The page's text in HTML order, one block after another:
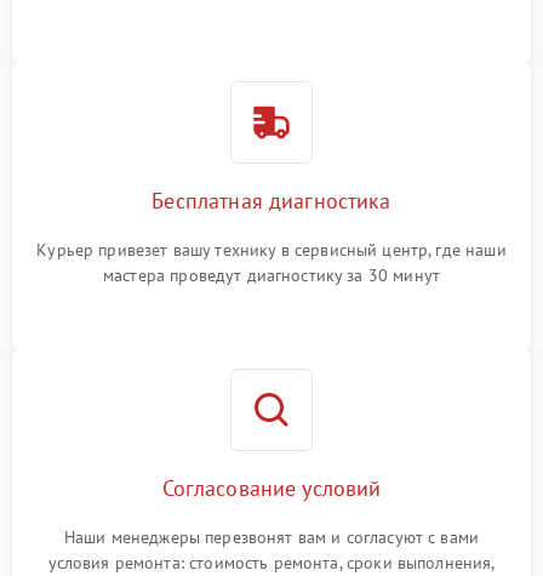
Бесплатная диагностика
Курьер привезет вашу технику в сервисный центр, где наши
мастера проведут диагностику за 30 минут
Согласование условий
Наши менеджеры перезвонят вам и согласуют с вами
условия ремонта: стоимость ремонта, сроки выполнения,